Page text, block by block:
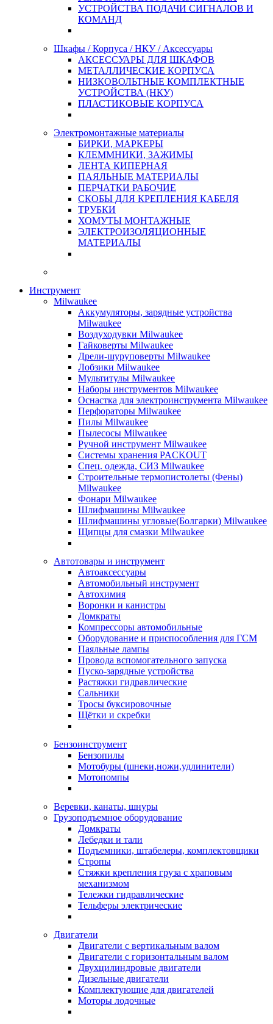
УСТРОЙСТВА ПОДАЧИ СИГНАЛОВ И
КОМАНД
Шкафы / Корпуса / НКУ / Аксессуары
АКСЕССУАРЫ ДЛЯ ШКАФОВ
МЕТАЛЛИЧЕСКИЕ КОРПУСА
НИЗКОВОЛЬТНЫЕ КОМПЛЕКТНЫЕ
УСТРОЙСТВА (НКУ)
ПЛАСТИКОВЫЕ КОРПУСА
Электромонтажные материалы
БИРКИ, МАРКЕРЫ
КЛЕММНИКИ, ЗАЖИМЫ
ЛЕНТА КИПЕРНАЯ
ПАЯЛЬНЫЕ МАТЕРИАЛЫ
ПЕРЧАТКИ РАБОЧИЕ
СКОБЫ ДЛЯ КРЕПЛЕНИЯ КАБЕЛЯ
ТРУБКИ
ХОМУТЫ МОНТАЖНЫЕ
ЭЛЕКТРОИЗОЛЯЦИОННЫЕ
МАТЕРИАЛЫ
Инструмент
Milwaukee
Аккумуляторы, зарядные устройства
Milwaukee
Воздуходувки Milwaukee
Гайковерты Milwaukee
Дрели-шуруповерты Milwaukee
Лобзики Milwaukee
Мультитулы Milwaukee
Наборы инструментов Milwaukee
Оснастка для электроинструмента Milwaukee
Перфораторы Milwaukee
Пилы Milwaukee
Пылесосы Milwaukee
Ручной инструмент Milwaukee
Системы хранения PACKOUT
Спец. одежда, СИЗ Milwaukee
Строительные термопистолеты (Фены)
Milwaukee
Фонари Milwaukee
Шлифмашины Milwaukee
Шлифмашины угловые(Болгарки) Milwaukee
Щипцы для смазки Milwaukee
Автотовары и инструмент
Автоаксессуары
Автомобильный инструмент
Автохимия
Воронки и канистры
Домкраты
Компрессоры автомобильные
Оборудование и приспособления для ГСМ
Паяльные лампы
Провода вспомогательного запуска
Пуско-зарядные устройства
Растяжки гидравлические
Сальники
Тросы буксировочные
Щётки и скребки
Бензоинструмент
Бензопилы
Мотобуры (шнеки,ножи,удлинители)
Мотопомпы
Веревки, канаты, шнуры
Грузоподъемное оборудование
Домкраты
Лебедки и тали
Подъемники, штабелеры, комплектовщики
Стропы
Стяжки крепления груза с храповым
механизмом
Тележки гидравлические
Тельферы электрические
Двигатели
Двигатели с вертикальным валом
Двигатели с горизонтальным валом
Двухцилиндровые двигатели
Дизельные двигатели
Комплектующие для двигателей
Моторы лодочные